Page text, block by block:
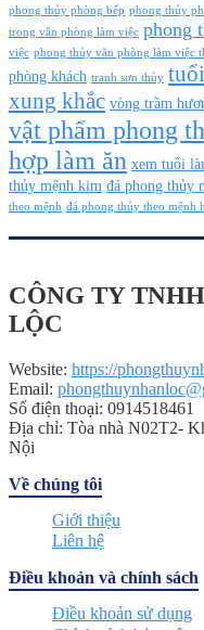
phong thủy phòng bếp phong thủy
trong văn phòng làm việc phong
việc phong thủy văn phòng làm việc
phòng khách tranh sơn thủy
xung khắc vòng trầm
vật phẩm phong
hợp làm ăn xem tuổi
thủy mệnh kim đá phong thủy
theo mệnh đá phong thủy theo mệnh
CÔNG TY
LỘC
Website: https://
Email:
Số điện thoại: 0914518461
Địa chỉ: Tòa nhà N02T2-
Nội
Về chúng tôi
Giới thiệu
Liên hệ
Điều khoản và chính sách
Điều khoản sử dụng